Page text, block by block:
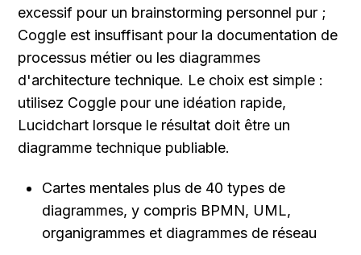
excessif pour un brainstorming personnel pur ;
Coggle est insuffisant pour la documentation de
processus métier ou les diagrammes
d'architecture technique. Le choix est simple :
utilisez Coggle pour une idéation rapide,
Lucidchart lorsque le résultat doit être un
diagramme technique publiable.
Cartes mentales plus de 40 types de
diagrammes, y compris BPMN, UML,
organigrammes et diagrammes de réseau